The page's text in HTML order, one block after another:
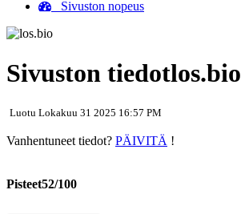
Sivuston nopeus
Sivuston tiedotlos.bio
Luotu Lokakuu 31 2025 16:57 PM
Vanhentuneet tiedot? PÄIVITÄ !
Pisteet52/100